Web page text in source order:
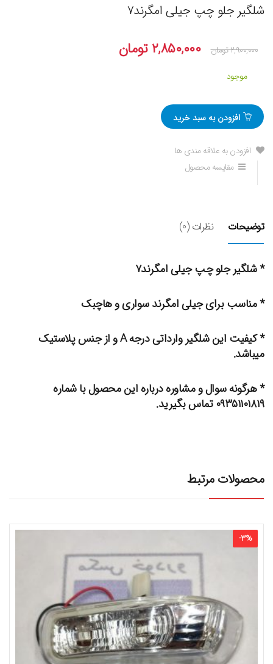
شلگیر جلو چپ جیلی امگرند۷
۲,۹۰۰,۰۰۰تومان ۲,۸۵۰,۰۰۰ تومان
موجود
افزودن به سبد خرید
افزودن به علاقه مندی ها
مقایسه محصول
توضیحات نظرات (0)
* شلگیر جلو چپ جیلی امگرند۷
* مناسب برای جیلی امگرند سواری و هاچبک
* کیفیت این شلگیر وارداتی درجه A و از جنس پلاستیک
میباشد.
* هرگونه سوال و مشاوره درباره این محصول با شماره
۰۹۳۵۱۱۰۱۸۱۹ تماس بگیرید.
محصولات مرتبط
-3%